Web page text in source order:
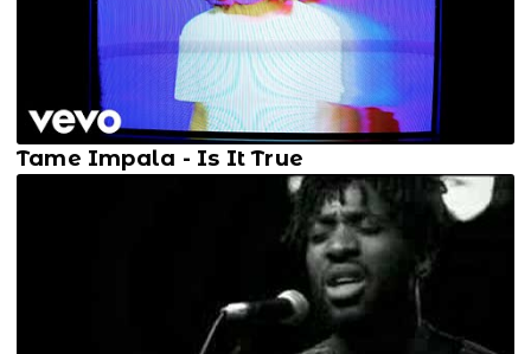
Tame Impala - Is It True